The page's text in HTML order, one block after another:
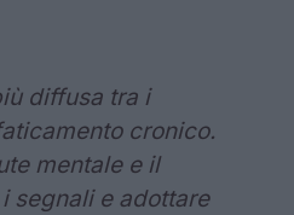
diffusa tra i
cronico.
mentale e il
segnali e adottare